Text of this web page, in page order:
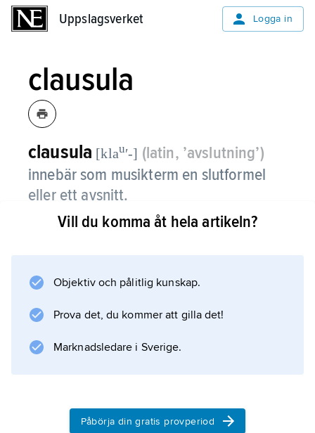
Uppslagsverket Logga in
clausula
clausula [klauʹ-] (latin, ’avslutning’)
innebär som musikterm en slutformel
eller ett avsnitt.
punctum
discantus
) avskild del av satsen som helhet.
Information om artikeln
Vill du komma åt hela artikeln?
Objektiv och pålitlig kunskap.
Prova det, du kommer att gilla det!
Marknadsledare i Sverige.
Påbörja din gratis provperiod